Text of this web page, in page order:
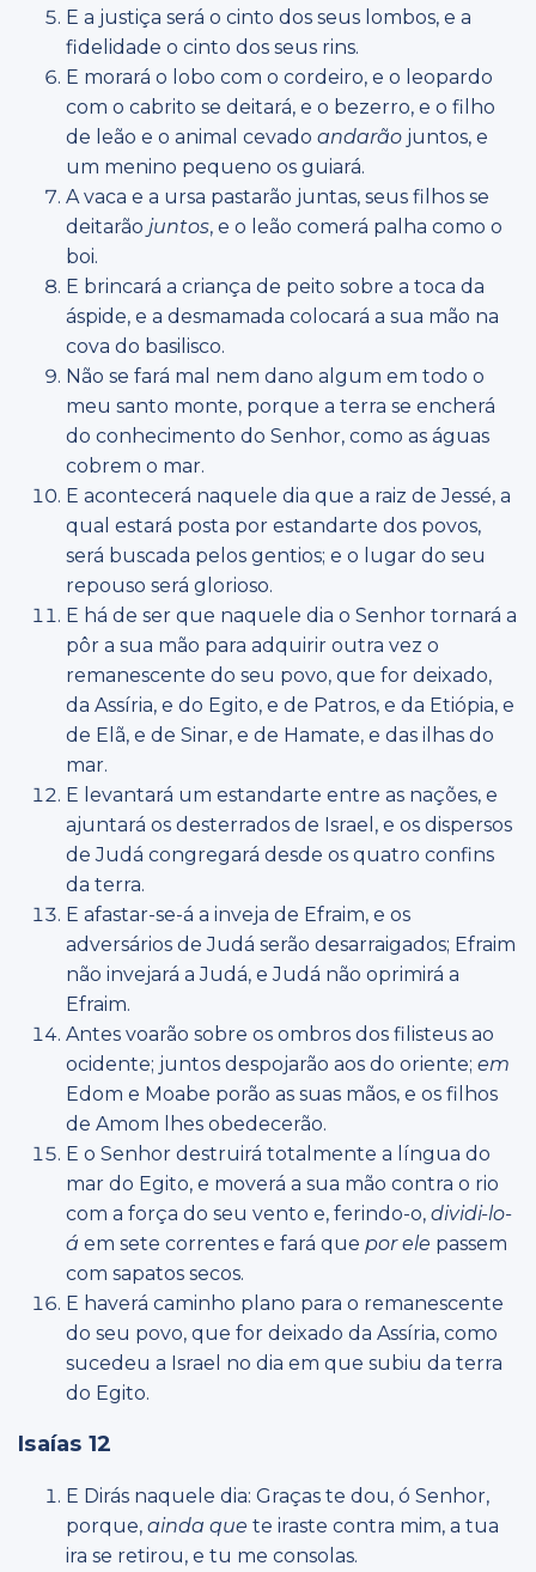
E a justiça será o cinto dos seus lombos, e a
fidelidade o cinto dos seus rins.
E morará o lobo com o cordeiro, e o leopardo
com o cabrito se deitará, e o bezerro, e o filho
de leão e o animal cevado andarão juntos, e
um menino pequeno os guiará.
A vaca e a ursa pastarão juntas, seus filhos se
deitarão juntos, e o leão comerá palha como o
boi.
E brincará a criança de peito sobre a toca da
áspide, e a desmamada colocará a sua mão na
cova do basilisco.
Não se fará mal nem dano algum em todo o
meu santo monte, porque a terra se encherá
do conhecimento do Senhor, como as águas
cobrem o mar.
E acontecerá naquele dia que a raiz de Jessé, a
qual estará posta por estandarte dos povos,
será buscada pelos gentios; e o lugar do seu
repouso será glorioso.
E há de ser que naquele dia o Senhor tornará a
pôr a sua mão para adquirir outra vez o
remanescente do seu povo, que for deixado,
da Assíria, e do Egito, e de Patros, e da Etiópia, e
de Elã, e de Sinar, e de Hamate, e das ilhas do
mar.
E levantará um estandarte entre as nações, e
ajuntará os desterrados de Israel, e os dispersos
de Judá congregará desde os quatro confins
da terra.
E afastar-se-á a inveja de Efraim, e os
adversários de Judá serão desarraigados; Efraim
não invejará a Judá, e Judá não oprimirá a
Efraim.
Antes voarão sobre os ombros dos filisteus ao
ocidente; juntos despojarão aos do oriente; em
Edom e Moabe porão as suas mãos, e os filhos
de Amom lhes obedecerão.
E o Senhor destruirá totalmente a língua do
mar do Egito, e moverá a sua mão contra o rio
com a força do seu vento e, ferindo-o, dividi-lo-
á em sete correntes e fará que por ele passem
com sapatos secos.
E haverá caminho plano para o remanescente
do seu povo, que for deixado da Assíria, como
sucedeu a Israel no dia em que subiu da terra
do Egito.
Isaías 12
E Dirás naquele dia: Graças te dou, ó Senhor,
porque, ainda que te iraste contra mim, a tua
ira se retirou, e tu me consolas.